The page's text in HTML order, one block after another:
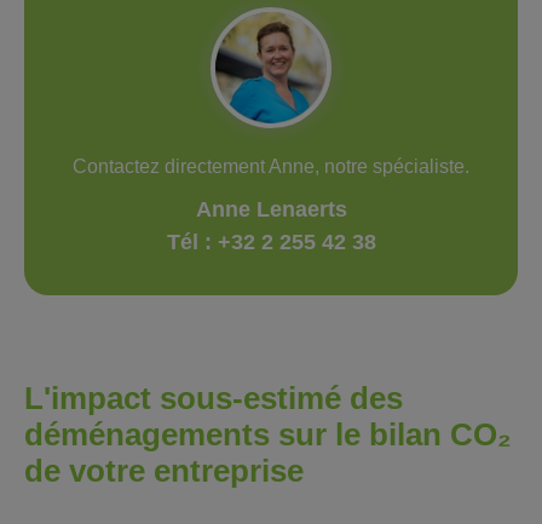
Contactez directement Anne, notre spécialiste.
Anne Lenaerts
Tél : +32 2 255 42 38
L'impact sous-estimé des
déménagements sur le bilan CO₂
de votre entreprise